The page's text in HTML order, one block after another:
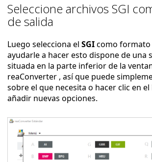
Seleccione archivos SGI
de salida
Luego selecciona el SGIcomo formato
ayudarle a hacer esto dispone de una
situada en la parte inferior de la
reaConverter , así que puede
sobre el que necesita o hacer clic en
añadir nuevas opciones.